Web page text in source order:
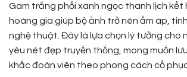
Gam trắng phối xanh ngọc thanh lịch kết
hoàng gia giúp bộ ảnh trở nên ấm áp,
nghệ thuật. Đây là lựa chọn lý tưởng cho
yêu nét đẹp truyền thống, mong muốn
khắc đoàn viên theo phong cách cổ phục